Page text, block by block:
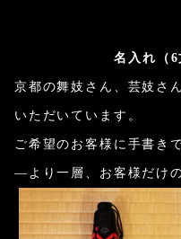
名入れ（6
京都の舞妓さん、芸妓さ
いただいています。
ご希望のお客様に手書き
―より一層、お客様だけ